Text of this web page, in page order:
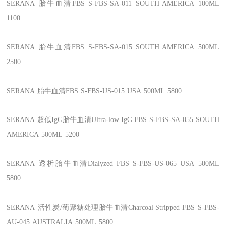
SERANA 胎牛血清FBS S-FBS-SA-011 SOUTH AMERICA 100ML
1100
SERANA 胎牛血清FBS S-FBS-SA-015 SOUTH AMERICA
500ML
2500
SERANA 胎牛血清FBS S-FBS-US-015 USA 500ML 5800
SERANA 超低IgG胎牛血清Ultra-low IgG FBS S-FBS-SA-055 SOUTH
AMERICA 500ML 5200
SERANA 透析胎牛血清Dialyzed FBS S-FBS-US-065 USA
500ML
5800
SERANA 活性炭/葡聚糖处理胎牛血清Charcoal Stripped FBS S-FBS-
AU-045 AUSTRALIA 500ML 5800